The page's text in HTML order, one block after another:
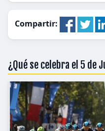
Compartir:
¿Qué se celebra el 5 de